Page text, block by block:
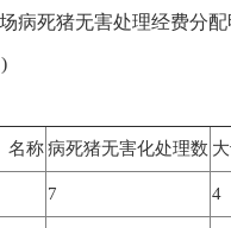
病死猪无害处理经费分
名称病死猪无害化处理数
7 4